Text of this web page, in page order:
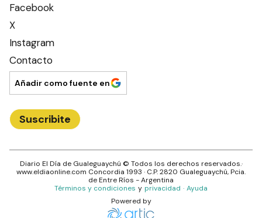
Facebook
X
Instagram
Contacto
Añadir como fuente en
Suscribite
Diario El Día de Gualeguaychú © Todos los derechos reservados.·
www.eldiaonline.com Concordia 1993 · C.P.2820 Gualeguaychú, Pcia.
deEntre Ríos - Argentina
Términos y condiciones y privacidad · Ayuda
Powered by